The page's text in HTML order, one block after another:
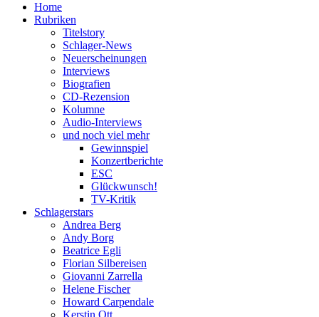
Home
Rubriken
Titelstory
Schlager-News
Neuerscheinungen
Interviews
Biografien
CD-Rezension
Kolumne
Audio-Interviews
und noch viel mehr
Gewinnspiel
Konzertberichte
ESC
Glückwunsch!
TV-Kritik
Schlagerstars
Andrea Berg
Andy Borg
Beatrice Egli
Florian Silbereisen
Giovanni Zarrella
Helene Fischer
Howard Carpendale